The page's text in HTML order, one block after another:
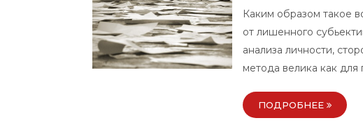
Каким образом такое
от лишенного
анализа личности,
метода велика как для
ПОДРОБНЕЕ